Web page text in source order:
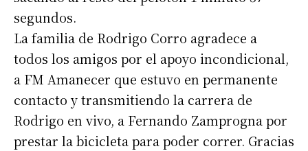
segundos.
La familia de Rodrigo Corro agradece a
todos los amigos por el apoyo incondicional,
a FM Amanecer que estuvo en permanente
contacto y transmitiendo la carrera de
Rodrigo en vivo, a Fernando Zamprogna por
prestar la bicicleta para poder correr. Gracias